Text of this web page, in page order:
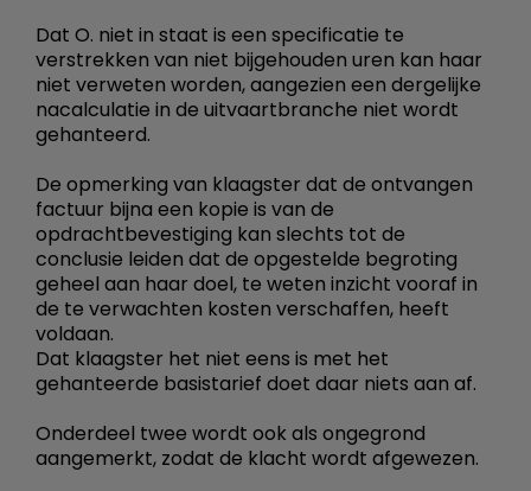
Dat O. niet in staat is een specificatie te
verstrekken van niet bijgehouden uren kan haar
niet verweten worden, aangezien een dergelijke
nacalculatie in de uitvaartbranche niet wordt
gehanteerd.
De opmerking van klaagster dat de ontvangen
factuur bijna een kopie is van de
opdrachtbevestiging kan slechts tot de
conclusie leiden dat de opgestelde begroting
geheel aan haar doel, te weten inzicht vooraf in
de te verwachten kosten verschaffen, heeft
voldaan.
Dat klaagster het niet eens is met het
gehanteerde basistarief doet daar niets aan af.
Onderdeel twee wordt ook als ongegrond
aangemerkt, zodat de klacht wordt afgewezen.